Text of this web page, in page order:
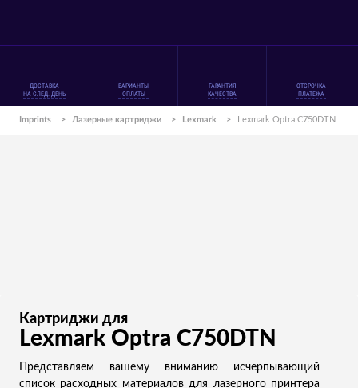
ДОСТАВКА
НА СЛЕД. ДЕНЬ
ВАРИАНТЫ
ОПЛАТЫ
ГАРАНТИЯ
КАЧЕСТВА
ОТСРОЧКА
ПЛАТЕЖА
Imprints > Лазерные картриджи > Lexmark > Lexmark Optra C750DTN
Картриджи для
Lexmark Optra C750DTN
Представляем вашему вниманию исчерпывающий
список расходных материалов для лазерного принтера